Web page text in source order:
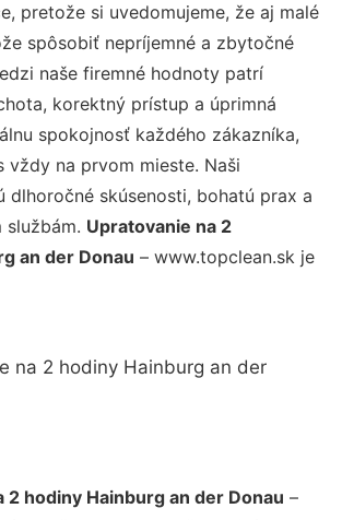
pretože si uvedomujeme, že aj malé
spôsobiť nepríjemné a zbytočné
naše firemné hodnoty patrí
korektný prístup a úprimná
spokojnosť každého zákazníka,
vždy na prvom mieste. Naši
dlhoročné skúsenosti, bohatú prax a
službám. Upratovanie na 2
an der Donau – www.topclean.sk je
2 hodiny Hainburg an der Donau –